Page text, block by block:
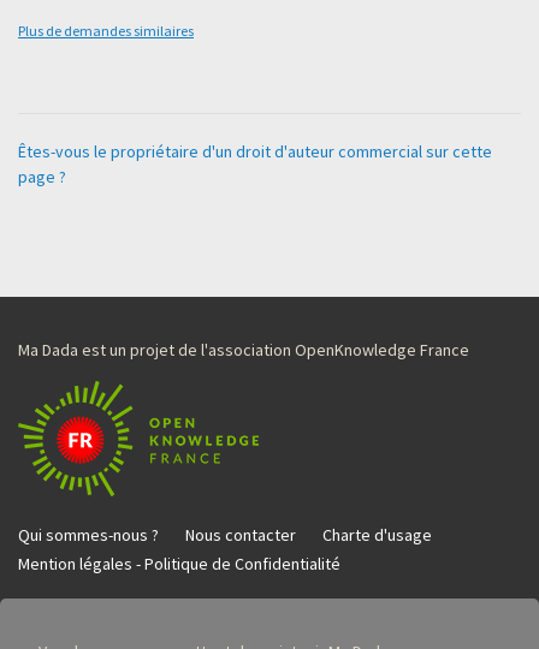
Plus de demandes similaires
Êtes-vous le propriétaire d'un droit d'auteur commercial sur cette
page ?
Ma Dada est un projet de l'association OpenKnowledge France
Qui sommes-nous ? Nous contacter
Charte d'usage
Mention légales - Politique de Confidentialité